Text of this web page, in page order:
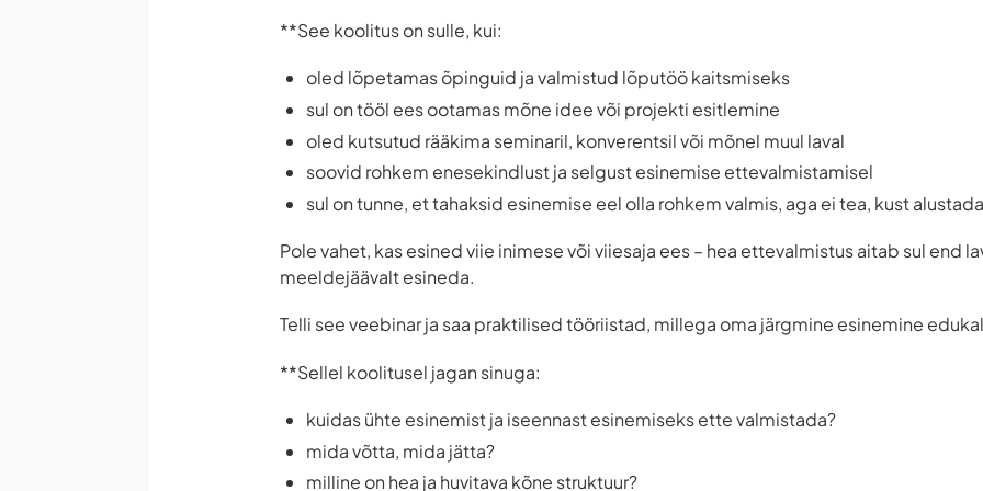
**See koolitus on sulle, kui:
oled lõpetamas õpinguid ja valmistud lõputöö kaitsmiseks
sul on tööl ees ootamas mõne idee või projekti esitlemine
oled kutsutud rääkima seminaril, konverentsil või mõnel muul laval
soovid rohkem enesekindlust ja selgust esinemise ettevalmistamisel
sul on tunne, et tahaksid esinemise eel olla rohkem valmis, aga ei tea, kust alustada
Pole vahet, kas esined viie inimese või viiesaja ees – hea ettevalmistus aitab sul end
meeldejäävalt esineda.
Telli see veebinar ja saa praktilised tööriistad, millega oma järgmine esinemine
**Sellel koolitusel jagan sinuga:
kuidas ühte esinemist ja iseennast esinemiseks ette valmistada?
mida võtta, mida jätta?
milline on hea ja huvitava kõne struktuur?